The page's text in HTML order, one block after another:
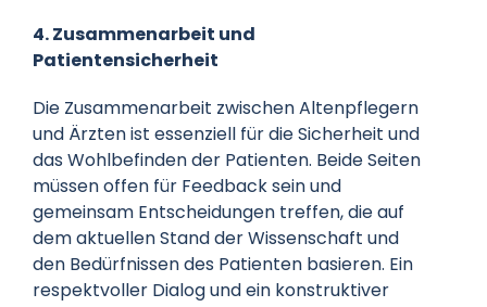
4. Zusammenarbeit und
Patientensicherheit
Die Zusammenarbeit zwischen Altenpflegern
und Ärzten ist essenziell für die Sicherheit und
das Wohlbefinden der Patienten. Beide Seiten
müssen offen für Feedback sein und
gemeinsam Entscheidungen treffen, die auf
dem aktuellen Stand der Wissenschaft und
den Bedürfnissen des Patienten basieren. Ein
respektvoller Dialog und ein konstruktiver